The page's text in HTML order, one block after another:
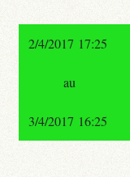
2/4/2017 17:25
au
3/4/2017 16:25